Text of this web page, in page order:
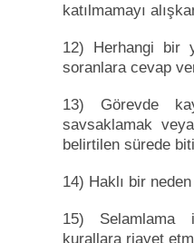
katılmamayı
12) Herhangi bir
soranlara cevap
13) Görevde
savsaklamak
belirtilen sürede
14) Haklı bir
15) Selamlama
kurallara riayet